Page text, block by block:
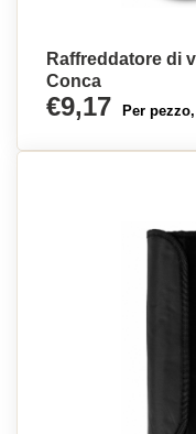
Raffreddatore di
Conca
€9,17 Per